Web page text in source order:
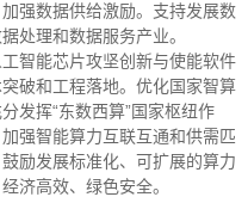
强数据供给激励。支持发展数
处理和数据服务产业。
智能芯片攻坚创新与使能软件
破和工程落地。优化国家智算
发挥“东数西算”国家枢纽作
强智能算力互联互通和供需匹
励发展标准化、可扩展的算力
济高效、绿色安全。